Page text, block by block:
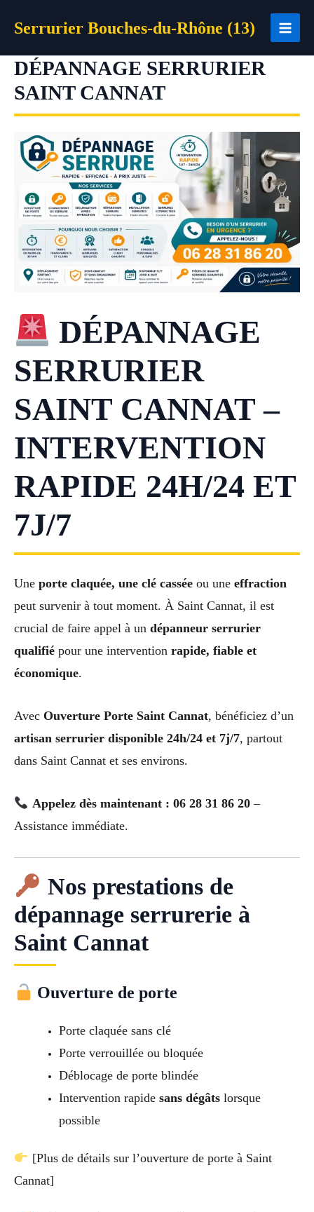
Serrurier Bouches-du-Rhône (13)
DÉPANNAGE SERRURIER
SAINT CANNAT
DÉPANNAGE
SERRURIER
SAINT CANNAT –
INTERVENTION
RAPIDE 24H/24 ET
7J/7
Une porte claquée, une clé cassée ou une effraction
peut survenir à tout moment. À Saint Cannat, il est
crucial de faire appel à un dépanneur serrurier
qualifié pour une intervention rapide, fiable et
économique.
Avec Ouverture Porte Saint Cannat, bénéficiez d’un
artisan serrurier disponible 24h/24 et 7j/7, partout
dans Saint Cannat et ses environs.
Appelez dès maintenant : 06 28 31 86 20–
Assistance immédiate.
Nos prestations de
dépannage serrurerie à
Saint Cannat
Ouverture de porte
Porte claquée sans clé
Porte verrouillée ou bloquée
Déblocage de porte blindée
Intervention rapide sans dégâtslorsque
possible
[Plus de détails sur l’ouverture de porte à Saint
Cannat]